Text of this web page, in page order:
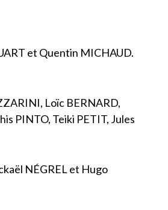
et Quentin MICHAUD.
Loïc BERNARD,
PINTO, Teiki PETIT, Jules
NÉGREL et Hugo